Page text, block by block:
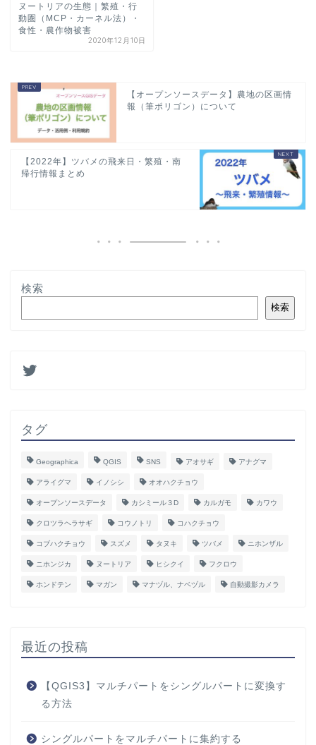
ヌートリアの生態｜繁殖・行
動圏（MCP・カーネル法）・
食性・農作物被害
2020年12月10日
【オープンソースデータ】農地の区画情
報（筆ポリゴン）について
【2022年】ツバメの飛来日・繁殖・南
帰行情報まとめ
検索
検索
タグ
Geographica QGIS SNS アオサギ アナグマ
アライグマ イノシシ オオハクチョウ
オープンソースデータ カシミール３D カルガモ カワウ
クロツラヘラサギ コウノトリ コハクチョウ
コブハクチョウ スズメ タヌキ ツバメ ニホンザル
ニホンジカ ヌートリア ヒシクイ フクロウ
ホンドテン マガン マナヅル、ナベヅル 自動撮影カメラ
最近の投稿
【QGIS3】マルチパートをシングルパートに変換す
る方法
シングルパートをマルチパートに集約する